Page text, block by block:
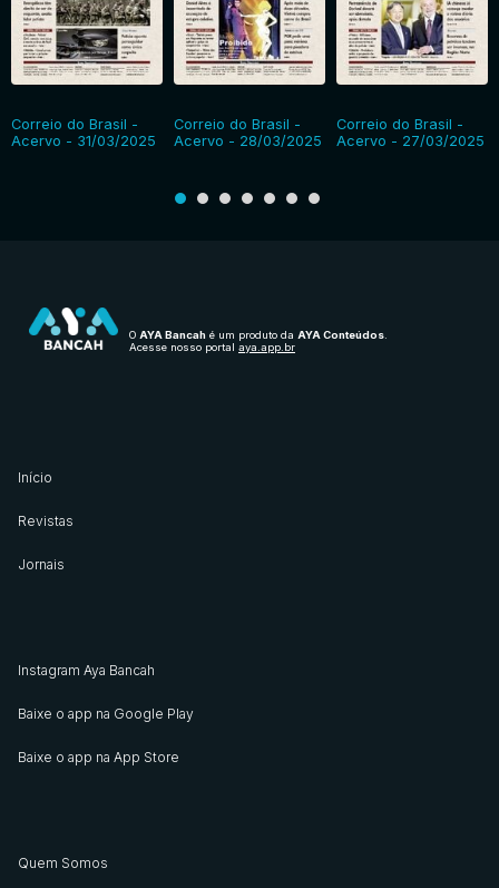
Correio do Brasil -
Acervo - 31/03/2025
Correio do Brasil -
Acervo - 28/03/2025
Correio do Brasil -
Acervo - 27/03/2025
O AYA Bancah é um produto da AYA Conteúdos
Acesse nosso portal aya.app.br
Início
Revistas
Jornais
Instagram Aya Bancah
Baixe o app na Google Play
Baixe o app na App Store
Quem Somos